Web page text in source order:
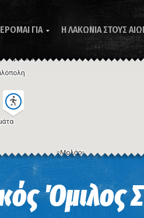
ΓΙΑ  Η ΛΑΚΩΝΙΑ ΣΤΟΥΣ
Όμιλος